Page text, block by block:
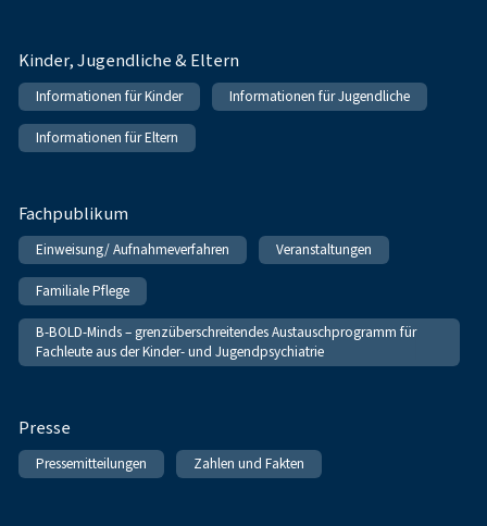
Kinder, Jugendliche & Eltern
Informationen für Kinder Informationen für Jugendliche
Informationen für Eltern
Fachpublikum
Einweisung/ Aufnahmeverfahren Veranstaltungen
Familiale Pflege
B-BOLD-Minds – grenzüberschreitendes Austauschprogramm für
Fachleute aus der Kinder- und Jugendpsychiatrie
Presse
Pressemitteilungen Zahlen und Fakten